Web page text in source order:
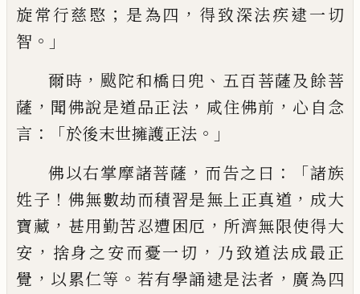
旋常行慈愍 ； 是為四 ， 得致深法疾逮一切
智 。」
爾時 ，颰陀和橋曰兜 、 五百菩薩及餘菩
薩 ， 聞佛說是道品正法 ， 咸住佛前 ， 心自念
言 ：「於後末世擁護正法 。」
佛以右掌摩諸菩薩 ， 而告之 曰 ：「諸族
姓子 ！ 佛無數劫而積習是無上正真道 ， 成大
寶藏 ， 甚用勤苦忍遭困厄 ， 所濟無限使得大
安 ， 捨身之安而憂一切 ， 乃致道法成最正
覺 ， 以累仁等 。 若有學誦逮是法者 ， 廣為四